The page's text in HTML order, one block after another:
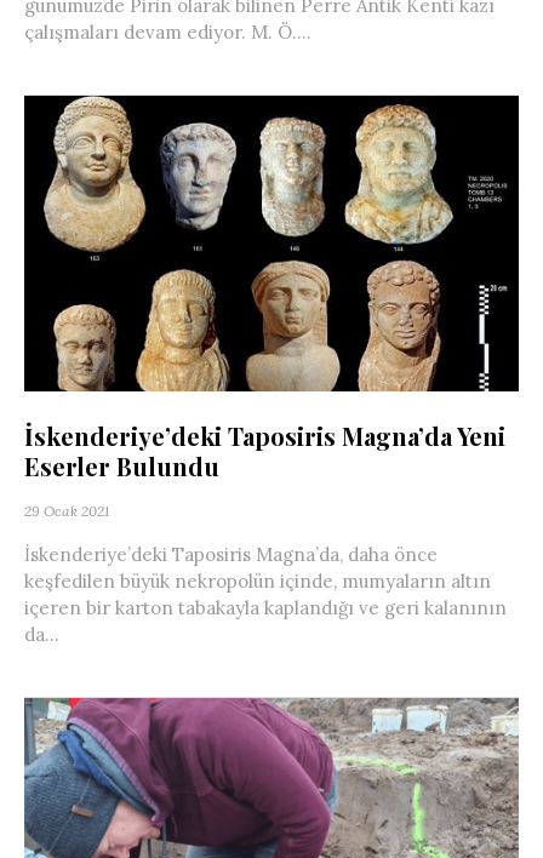
günümüzde Pirin olarak bilinen Perre Antik Kenti kazı
çalışmaları devam ediyor. M. Ö....
İskenderiye’deki Taposiris Magna’da Yeni
Eserler Bulundu
29 Ocak 2021
İskenderiye’deki Taposiris Magna’da, daha önce
keşfedilen büyük nekropolün içinde, mumyaların altın
içeren bir karton tabakayla kaplandığı ve geri kalanının
da...